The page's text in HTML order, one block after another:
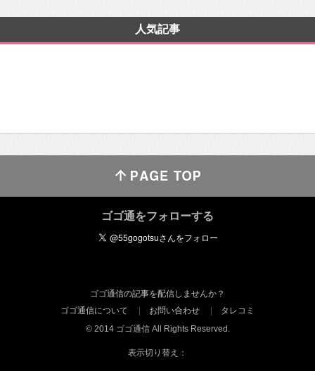
人気記事
ゴゴ通をフォローする
ゴゴ通信の記事を配信しませんか？
ゴゴ通信について
お問い合わせ
タレコミ
© 2014 ゴゴ通信 All Rights Reserved.
表示切り替え：